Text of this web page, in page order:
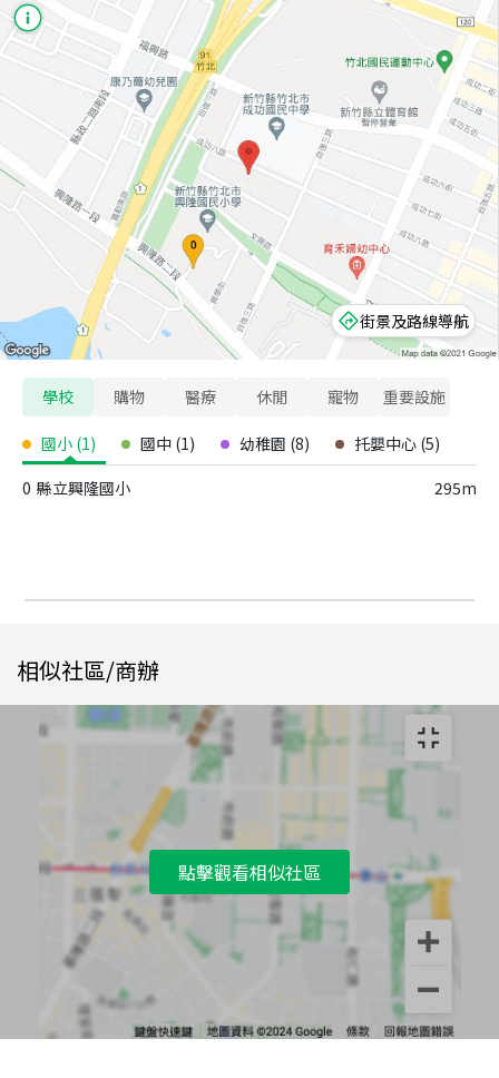
街景及路線導航
學校 購物 醫療 休閒 寵物 重要設施
國小 (1) 國中 (1) 幼稚園 (8) 托嬰中心 (5)
0 縣立興隆國小 295m
相似社區/商辦
點擊觀看相似社區